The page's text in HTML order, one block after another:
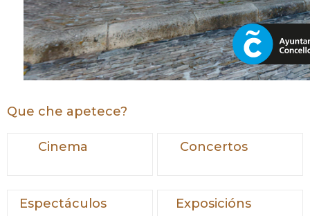
Que che apetece?
Cinema Concertos
Espectáculos Exposicións